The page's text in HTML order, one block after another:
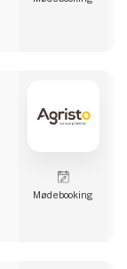
Møde­booking